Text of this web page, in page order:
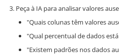
Peça à IA para analisar valores
"Quais colunas têm valores
"Qual percentual de dados
"Existem padrões nos dados